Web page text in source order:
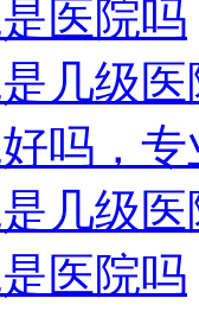
医院吗
几级医
吗，专
几级医
医院吗